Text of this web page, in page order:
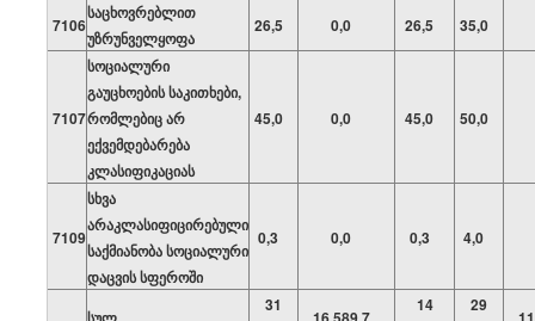
7106
საცხოვრებლით
უზრუნველყოფა
26,5 0,0 26,5 35,0
7107
სოციალური
გაუცხოების საკითხები,
რომლებიც არ
ექვემდებარება
კლასიფიკაციას
45,0 0,0 45,0 50,0
7109
სხვა
არაკლასიფიცირებული
საქმიანობა სოციალური
დაცვის სფეროში
0,3 0,0 0,3 4,0
31
14
29